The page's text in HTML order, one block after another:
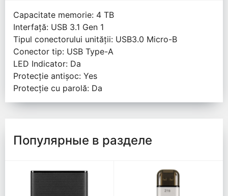
Capacitate memorie: 4 TB
Interfață: USB 3.1 Gen 1
Tipul conectorului unității: USB3.0 Micro-B
Conector tip: USB Type-A
LED Indicator: Da
Protecție antișoc: Yes
Protecție cu parolă: Da
Популярные в разделе